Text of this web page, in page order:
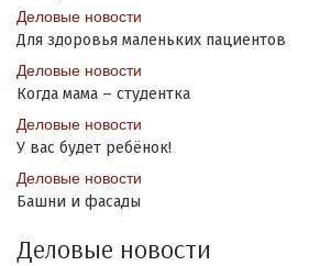
Деловые новости
Для здоровья маленьких пациентов
Деловые новости
Когда мама – студентка
Деловые новости
У вас будет ребёнок!
Деловые новости
Башни и фасады
Деловые новости